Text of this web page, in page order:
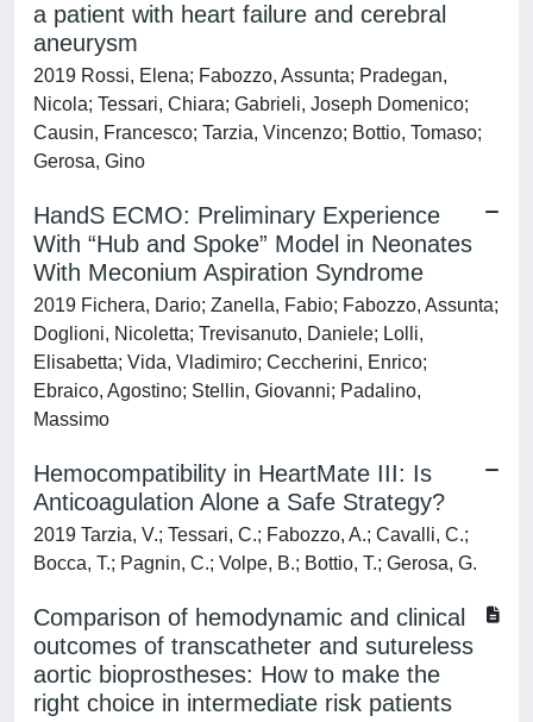
a patient with heart failure and cerebral
aneurysm
2019 Rossi, Elena; Fabozzo, Assunta; Pradegan,
Nicola; Tessari, Chiara; Gabrieli, Joseph Domenico;
Causin, Francesco; Tarzia, Vincenzo; Bottio, Tomaso;
Gerosa, Gino
HandS ECMO: Preliminary Experience
With “Hub and Spoke” Model in Neonates
With Meconium Aspiration Syndrome
2019 Fichera, Dario; Zanella, Fabio; Fabozzo, Assunta;
Doglioni, Nicoletta; Trevisanuto, Daniele; Lolli,
Elisabetta; Vida, Vladimiro; Ceccherini, Enrico;
Ebraico, Agostino; Stellin, Giovanni; Padalino,
Massimo
Hemocompatibility in HeartMate III: Is
Anticoagulation Alone a Safe Strategy?
2019 Tarzia, V.; Tessari, C.; Fabozzo, A.; Cavalli, C.;
Bocca, T.; Pagnin, C.; Volpe, B.; Bottio, T.; Gerosa, G.
Comparison of hemodynamic and clinical
outcomes of transcatheter and sutureless
aortic bioprostheses: How to make the
right choice in intermediate risk patients